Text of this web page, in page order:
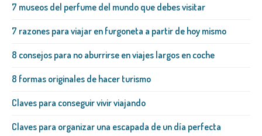
7 museos del perfume del mundo que debes visitar
7 razones para viajar en furgoneta a partir de hoy mismo
8 consejos para no aburrirse en viajes largos en coche
8 formas originales de hacer turismo
Claves para conseguir vivir viajando
Claves para organizar una escapada de un día perfecta